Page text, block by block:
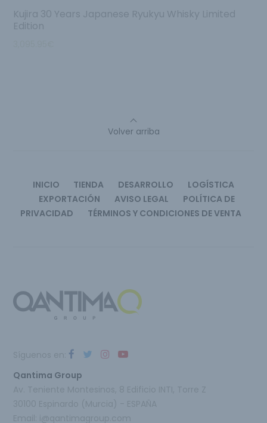
Kujira 30 Years Japanese Ryukyu Whisky Limited
Edition
Volver arriba
INICIO TIENDA DESARROLLO
LOGÍSTICA
EXPORTACIÓN
AVISO LEGAL
POLÍTICA DE
PRIVACIDAD
TÉRMINOS Y CONDICIONES DE VENTA
Qantima Group